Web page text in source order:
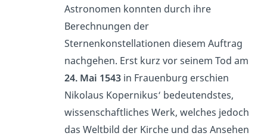
Astronomen konnten durch ihre
Berechnungen der
Sternenkonstellationen diesem Auftrag
nachgehen. Erst kurz vor seinem Tod am
24. Mai 1543in Frauenburg erschien
Nikolaus Kopernikus‘ bedeutendstes,
wissenschaftliches Werk, welches jedoch
das Weltbild der Kirche und das Ansehen